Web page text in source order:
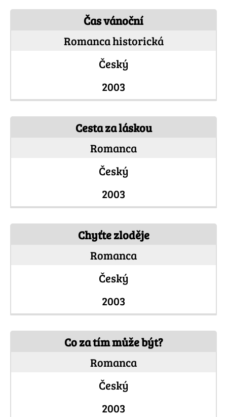
Čas vánoční
Romanca historická
Český
2003
Cesta za láskou
Romanca
Český
2003
Chyťte zloděje
Romanca
Český
2003
Co za tím může být?
Romanca
Český
2003